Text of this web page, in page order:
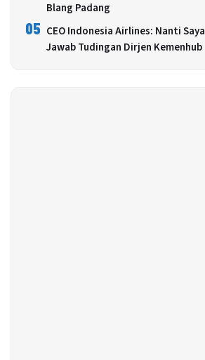
Blang Padang
05 CEO Indonesia Airlines: Nanti Saya
Jawab Tudingan Dirjen Kemenhub